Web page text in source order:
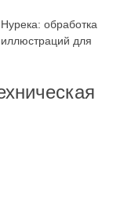
обработка
для